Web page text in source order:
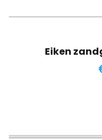
Eiken